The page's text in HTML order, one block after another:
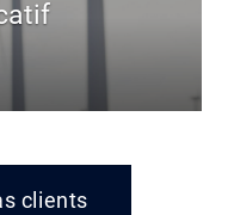
clients